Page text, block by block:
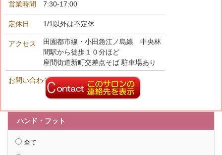
営業時間 7:30-17:00
定休日 1/1以外は不定休
アクセス
田園都市線・小田急江ノ島線 中央林
間駅から徒歩１０分ほど
座間街道新町交差点そば 駐車場あり
お問い合わせ先
ハンド・フット
全て